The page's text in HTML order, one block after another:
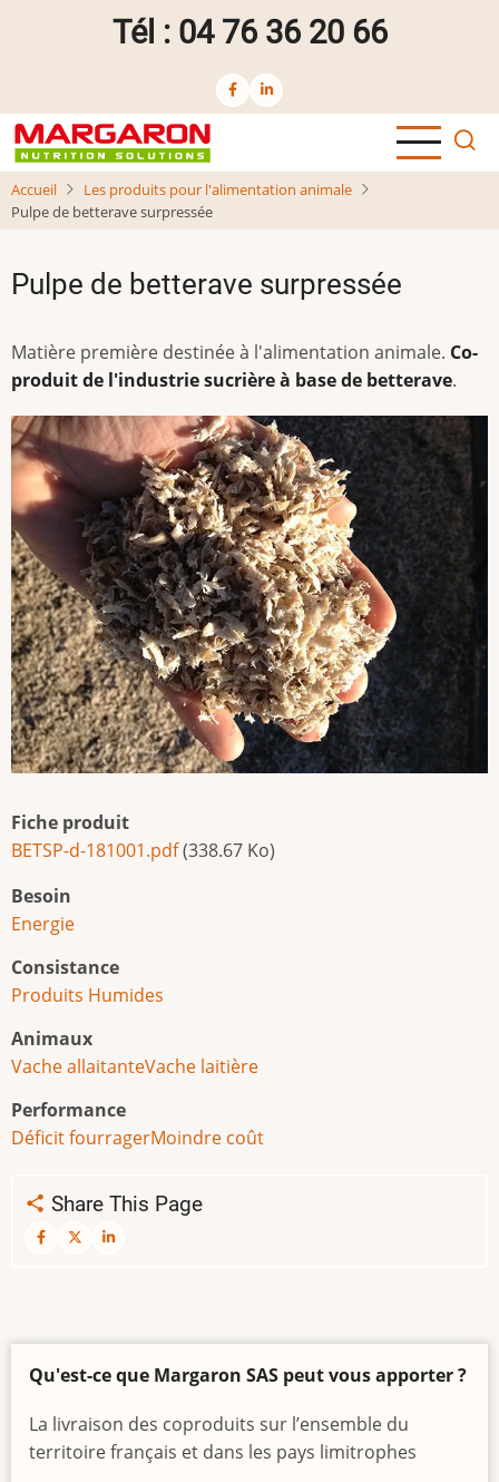
Tél : 04 76 36 20 66
Accueil
Les produits pour l'alimentation animale
Pulpe de betterave surpressée
Pulpe de betterave surpressée
Matière première destinée à l'alimentation animale. Co-
produit de l'industrie sucrière à base de betterave.
Fiche produit
BETSP-d-181001.pdf(338.67 Ko)
Besoin
Energie
Consistance
Produits Humides
Animaux
Vache allaitanteVache laitière
Performance
Déficit fourragerMoindre coût
Share This Page
Qu'est-ce que Margaron SAS peut vous apporter ?
La livraison des coproduits sur l’ensemble du
territoire français et dans les pays limitrophes